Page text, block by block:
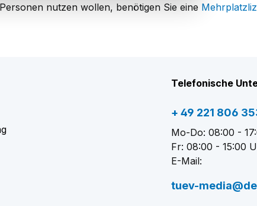
nutzen wollen, benötigen Sie eine
Telefonische
+ 49 221 806
Mo-Do: 08:00 -
Fr: 08:00 - 15:00
E-Mail:
tuev-